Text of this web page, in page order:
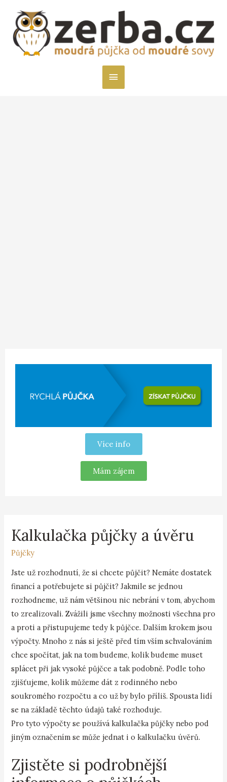
Více info
Mám zájem
Kalkulačka půjčky a úvěru
Půjčky
Jste už rozhodnutí, že si chcete půjčit? Nemáte dostatek
financí a potřebujete si půjčit? Jakmile se jednou
rozhodneme, už nám většinou nic nebrání v tom, abychom
to zrealizovali. Zvážili jsme všechny možnosti všechna pro
a proti a přistupujeme tedy k půjčce. Dalším krokem jsou
výpočty. Mnoho z nás si ještě před tím vším schvalováním
chce spočítat, jak na tom budeme, kolik budeme muset
splácet při jak vysoké půjčce a tak podobně. Podle toho
zjišťujeme, kolik můžeme dát z rodinného nebo
soukromého rozpočtu a co už by bylo příliš. Spousta lidí
se na základě těchto údajů také rozhoduje.
Pro tyto výpočty se používá kalkulačka půjčky nebo pod
jiným označením se může jednat i o kalkulačku úvěrů.
Zjistěte si podrobnější